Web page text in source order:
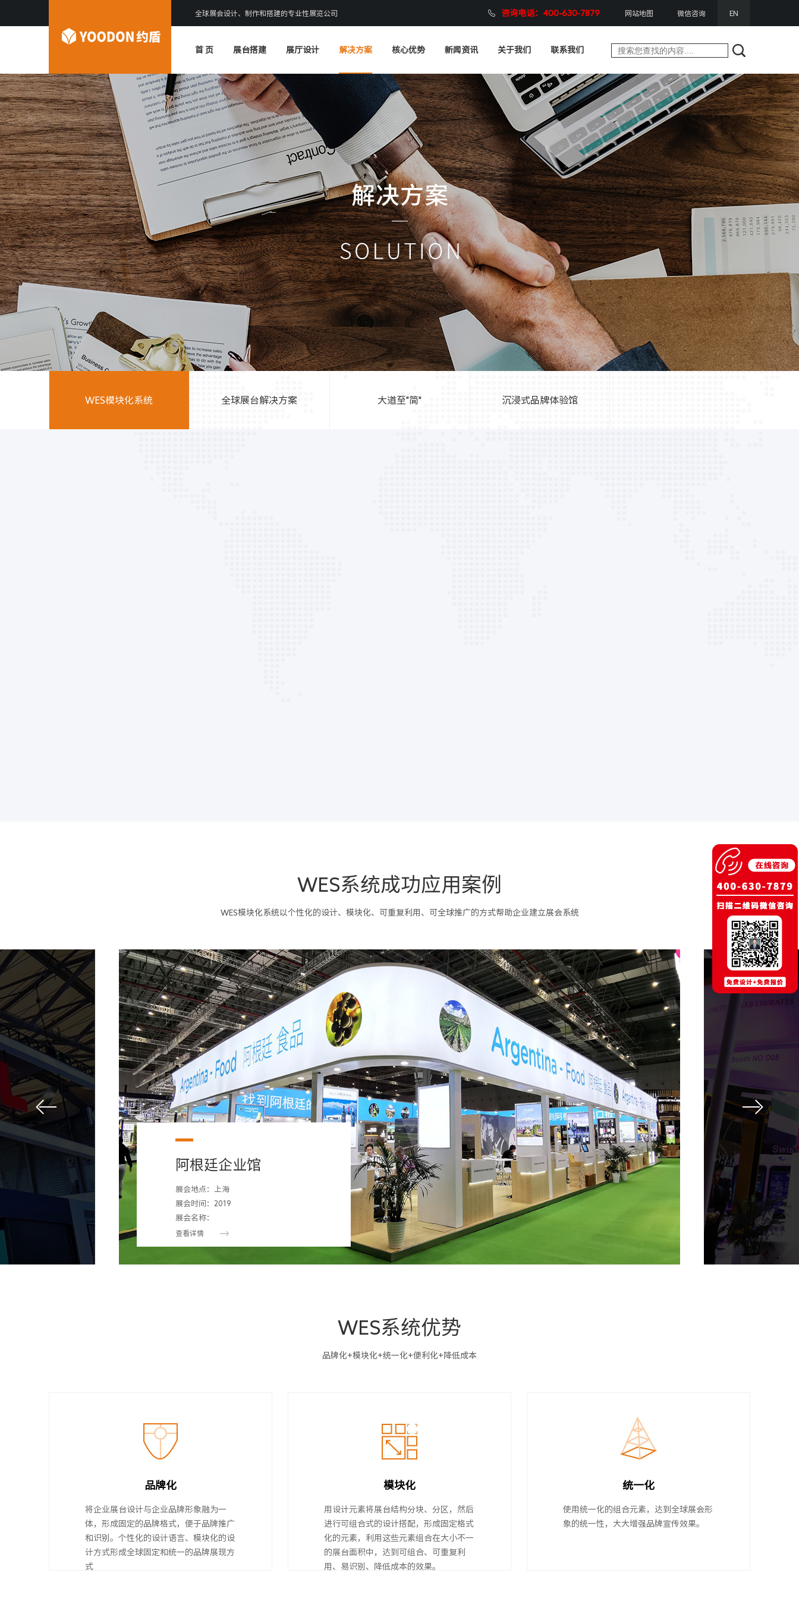
全球展会设计、制作和搭建的专业性展览公司 咨询电话：400-630-7879 网站地图 微信咨询 EN
首 页 展台搭建 展厅设计 解决方案 核心优势 新闻资讯 关于我们 联系我们
WES模块化系统 全球展台解决方案 大道至"简" 沉浸式品牌体验馆
WES系统成功应用案例
WES模块化系统以个性化的设计、模块化、可重复利用、可全球推广的方式帮助企业建立展会系统
阿联酋馆
展会地点：中国 上海
展会时间：2018-11-06
展会名称：
查看详情
WES系统优势
品牌化+模块化+统一化+便利化+降低成本
品牌化
将企业展台设计与企业品牌形象融为一
体，形成固定的品牌格式，便于品牌推广
和识别。个性化的设计语言、模块化的设
计方式形成全球固定和统一的品牌展现方
式
模块化
用设计元素将展台结构分块、分区，然后
进行可组合式的设计搭配，形成固定格式
化的元素，利用这些元素组合在大小不一
的展台面积中，达到可组合、可重复利
用、易识别、降低成本的效果。
统一化
使用统一化的组合元素，达到全球展会形
象的统一性，大大增强品牌宣传效果。